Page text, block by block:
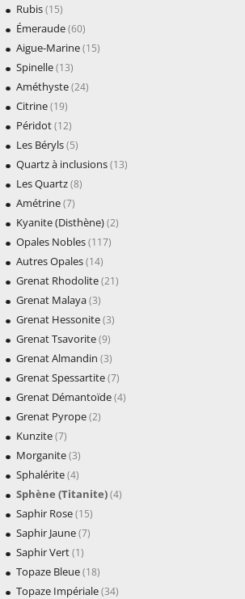
Rubis(15)
Émeraude(60)
Aigue-Marine(15)
Spinelle(13)
Améthyste(24)
Citrine(19)
Péridot(12)
Les Béryls(5)
Quartz à inclusions(13)
Les Quartz(8)
Amétrine(7)
Kyanite (Disthène)(2)
Opales Nobles(117)
Autres Opales(14)
Grenat Rhodolite(21)
Grenat Malaya(3)
Grenat Hessonite(3)
Grenat Tsavorite(9)
Grenat Almandin (3)
Grenat Spessartite(7)
Grenat Démantoïde(4)
Grenat Pyrope(2)
Kunzite(7)
Morganite(3)
Sphalérite(4)
Sphène (Titanite)(4)
Saphir Rose(15)
Saphir Jaune(7)
Saphir Vert(1)
Topaze Bleue(18)
Topaze Impériale(34)